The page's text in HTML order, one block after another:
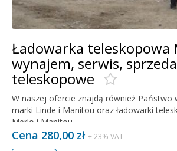
Ładowarka teleskopowa
wynajem, serwis,
teleskopowe
W naszej ofercie znajdą również Państwo
marki Linde i Manitou oraz ładowarki
Merlo i Manitou.
Cena 280,00 zł + 23% VAT